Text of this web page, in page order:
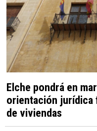
Elche pondrá en
orientación jurídica
de viviendas